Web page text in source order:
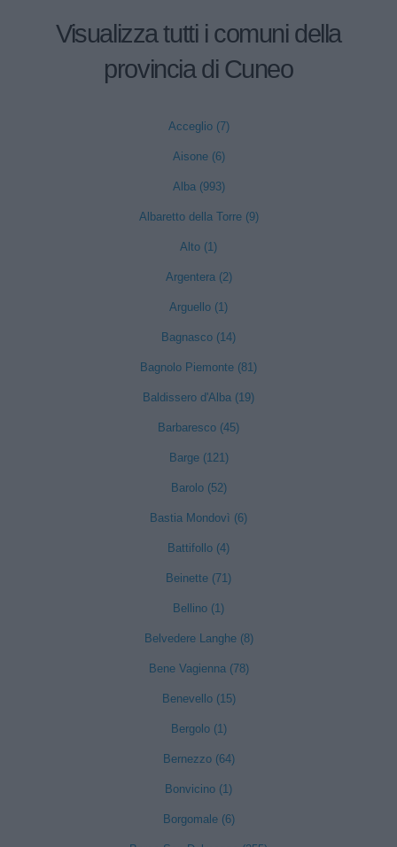
Visualizza tutti i comuni della
provincia di Cuneo
Acceglio (7)
Aisone (6)
Alba (993)
Albaretto della Torre (9)
Alto (1)
Argentera (2)
Arguello (1)
Bagnasco (14)
Bagnolo Piemonte (81)
Baldissero d'Alba (19)
Barbaresco (45)
Barge (121)
Barolo (52)
Bastia Mondovì (6)
Battifollo (4)
Beinette (71)
Bellino (1)
Belvedere Langhe (8)
Bene Vagienna (78)
Benevello (15)
Bergolo (1)
Bernezzo (64)
Bonvicino (1)
Borgomale (6)